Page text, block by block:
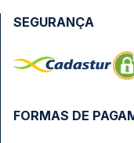
FORMAS DE
SEGURANÇA